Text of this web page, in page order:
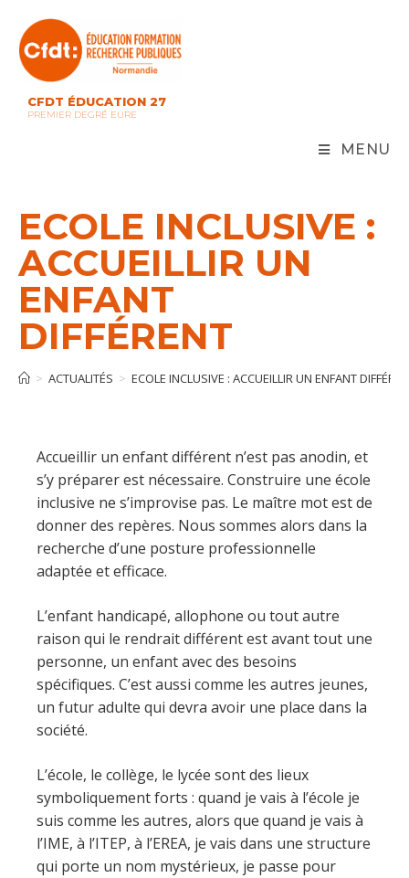
content
CFDT ÉDUCATION 27
PREMIER DEGRÉ EURE
MENU
ECOLE INCLUSIVE :
ACCUEILLIR UN
ENFANT
DIFFÉRENT
> ACTUALITÉS > ECOLE INCLUSIVE : ACCUEILLIR UN ENFANT
Accueillir un enfant différent n’est pas anodin, et
s’y préparer est nécessaire. Construire une école
inclusive ne s’improvise pas. Le maître mot est de
donner des repères. Nous sommes alors dans la
recherche d’une posture professionnelle
adaptée et efficace.
L’enfant handicapé, allophone ou tout autre
raison qui le rendrait différent est avant tout une
personne, un enfant avec des besoins
spécifiques. C’est aussi comme les autres jeunes,
un futur adulte qui devra avoir une place dans la
société.
L’école, le collège, le lycée sont des lieux
symboliquement forts : quand je vais à l’école je
suis comme les autres, alors que quand je vais à
l’IME, à l’ITEP, à l’EREA, je vais dans une structure
qui porte un nom mystérieux, je passe pour